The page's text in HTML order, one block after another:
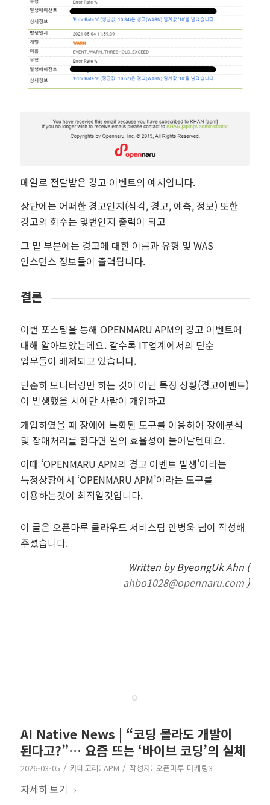
메일로 전달받은 경고 이벤트의 예시입니다.
상단에는 어떠한 경고인지(심각, 경고, 예측, 정보) 또한
경고의 회수는 몇번인지 출력이 되고
그 밑 부분에는 경고에 대한 이름과 유형 및 WAS
인스턴스 정보들이 출력됩니다.
결론
이번 포스팅을 통해 OPENMARU APM의 경고 이벤트에
대해 알아보았는데요. 갈수록 IT업계에서의 단순
업무들이 배제되고 있습니다.
단순히 모니터링만 하는 것이 아닌 특정 상황(경고이벤트)
이 발생했을 시에만 사람이 개입하고
개입하였을 때 장애에 특화된 도구를 이용하여 장애분석
및 장애처리를 한다면 일의 효율성이 늘어날텐데요.
이때 ‘OPENMARU APM의 경고 이벤트 발생’이라는
특정상황에서 ‘OPENMARU APM’이라는 도구를
이용하는것이 최적일것입니다.
이 글은 오픈마루 클라우드 서비스팀 안병욱 님이 작성해
주셨습니다.
Written by ByeongUk Ahn (
ahbo1028@opennaru.com )
AI Native News | “코딩 몰라도 개발이
된다고?”… 요즘 뜨는 ‘바이브 코딩’의 실체
2026-03-05 / 카테고리: APM / 작성자: 오픈마루 마케팅3
자세히 보기